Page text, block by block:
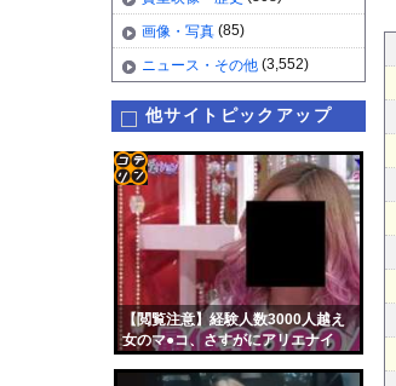
画像・写真 (85)
ニュース・その他 (3,552)
他サイトピックアップ
【閲覧注意】経験人数3000人越え
女のマ●コ、さすがにアリエナイ
コテ
リン
- 固
定リ
ンク
自動